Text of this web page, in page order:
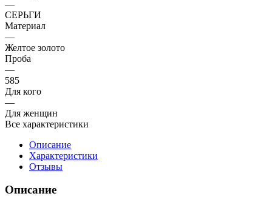
—
СЕРЬГИ
Материал
—
Желтое золото
Проба
—
585
Для кого
—
Для женщин
Все характеристики
Описание
Характеристики
Отзывы
Описание